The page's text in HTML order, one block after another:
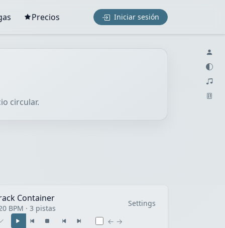
Precios Iniciar sesión
circular.
Container
BPM · 3 pistas
Settings
← →